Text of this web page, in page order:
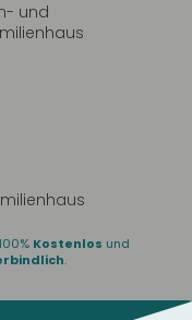
und
Kostenlos und
.